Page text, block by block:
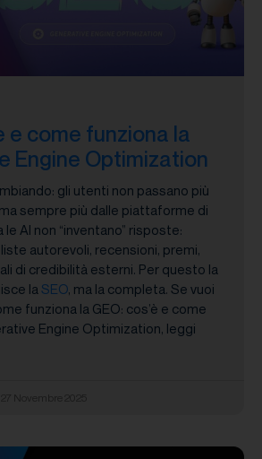
e come funziona la
Engine Optimization
gli utenti non passano più
sempre più dalle piattaforme di
le AI non “inventano” risposte:
autorevoli, recensioni, premi,
di credibilità esterni. Per questo la
la SEO, ma la completa. Se vuoi
funziona la GEO: cos’è e come
Engine Optimization, leggi